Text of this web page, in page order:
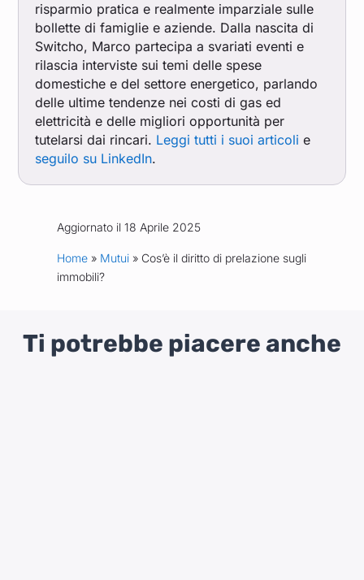
risparmio pratica e realmente imparziale sulle
bollette di famiglie e aziende. Dalla nascita di
Switcho, Marco partecipa a svariati eventi e
rilascia interviste sui temi delle spese
domestiche e del settore energetico, parlando
delle ultime tendenze nei costi di gas ed
elettricità e delle migliori opportunità per
tutelarsi dai rincari. Leggi tutti i suoi articoli e
seguilo su LinkedIn.
Aggiornato il 18 Aprile 2025
Home» Mutui» Cos’è il diritto di prelazione sugli
immobili?
Ti potrebbe piacere anche